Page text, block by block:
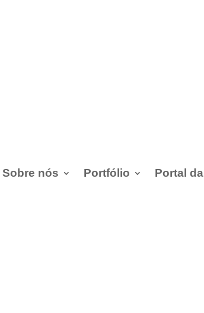
Sobre nós Portfólio Portal